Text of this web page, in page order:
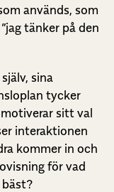
används, som
tänker på den
sina
tycker
sitt val
interaktionen
kommer in och
för vad